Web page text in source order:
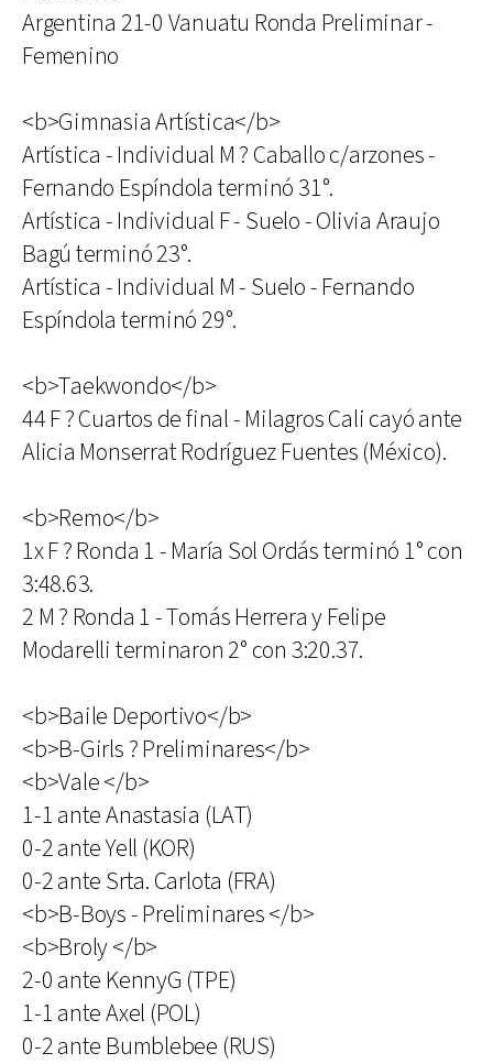
Argentina 21-0 Vanuatu Ronda Preliminar -
Femenino
<b>Gimnasia Artística</b>
Artística - Individual M ? Caballo c/arzones -
Fernando Espíndola terminó 31°.
Artística - Individual F - Suelo - Olivia Araujo
Bagú terminó 23°.
Artística - Individual M - Suelo - Fernando
Espíndola terminó 29°.
<b>Taekwondo</b>
44 F ? Cuartos de final - Milagros Cali cayó ante
Alicia Monserrat Rodríguez Fuentes (México).
<b>Remo</b>
1x F ? Ronda 1 - María Sol Ordás terminó 1° con
3:48.63.
2 M ? Ronda 1 - Tomás Herrera y Felipe
Modarelli terminaron 2° con 3:20.37.
<b>Baile Deportivo</b>
<b>B-Girls ? Preliminares</b>
<b>Vale </b>
1-1 ante Anastasia (LAT)
0-2 ante Yell (KOR)
0-2 ante Srta. Carlota (FRA)
<b>B-Boys - Preliminares </b>
<b>Broly </b>
2-0 ante KennyG (TPE)
1-1 ante Axel (POL)
0-2 ante Bumblebee (RUS)